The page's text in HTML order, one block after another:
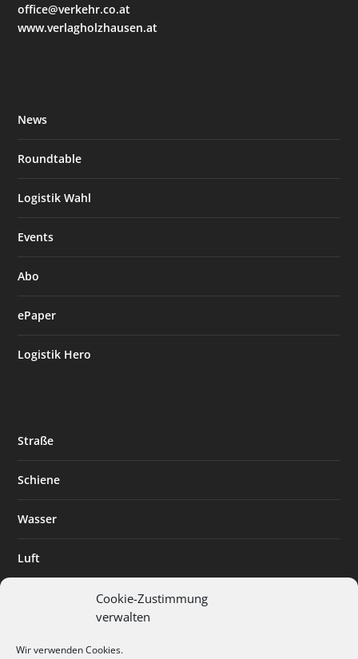
Cookie-Zustimmung
verwalten
Wir verwenden Cookies.
office@verkehr.co.at
www.verlagholzhausen.at
News
Roundtable
Logistik Wahl
Events
Abo
ePaper
Logistik Hero
Straße
Schiene
Wasser
Luft